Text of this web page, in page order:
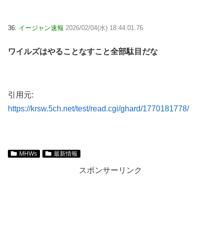
36: イージャン速報 2026/02/04(水) 18:44:01.76
ワイルズはやることなすこと全部駄目だな
引用元:
https://krsw.5ch.net/test/read.cgi/ghard/1770181778/
MHWs 最新情報
スポンサーリンク